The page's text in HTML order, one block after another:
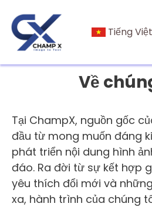
Tiếng Việt
Về
Tại ChampX, nguồn gốc
đầu từ mong muốn đáng
phát triển nội dung hình
đáo. Ra đời từ sự kết hợp
yêu thích đổi mới và
xa, hành trình của chúng